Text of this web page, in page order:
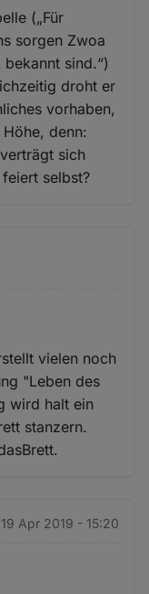
(„Für
sorgen Zwoa
sind.“)
droht er
vorhaben,
denn:
sich
selbst?
vielen noch
"Leben des
wird halt ein
stanzern.
19 Apr 2019 - 15:20